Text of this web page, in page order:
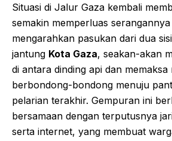
Situasi di Jalur Gaza kembali
semakin memperluas
mengarahkan pasukan dari dua
jantung Kota Gaza, seakan-akan
di antara dinding api dan memaksa
berbondong-bondong menuju
pelarian terakhir. Gempuran ini
bersamaan dengan terputusnya
serta internet, yang membuat